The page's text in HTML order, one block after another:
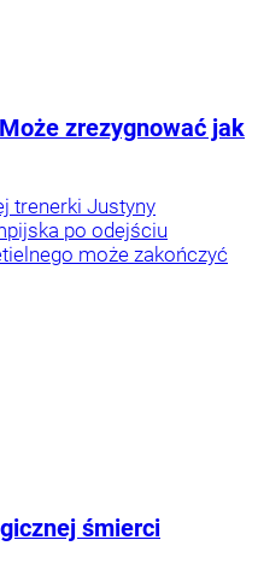
zrezygnować jak
trenerki Justyny
po odejściu
może zakończyć
śmierci